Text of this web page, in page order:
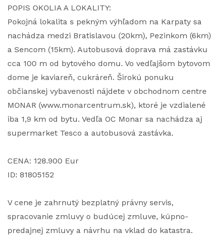
POPIS OKOLIA A LOKALITY:
Pokojná lokalita s pekným výhľadom na Karpaty sa
nachádza medzi Bratislavou (20km), Pezinkom (6km)
a Sencom (15km). Autobusová doprava má zastávku
cca 100 m od bytového domu. Vo vedľajšom bytovom
dome je kaviareň, cukráreň. Širokú ponuku
občianskej vybavenosti nájdete v obchodnom centre
MONAR (www.monarcentrum.sk), ktoré je vzdialené
iba 1,9 km od bytu. Vedľa OC Monar sa nachádza aj
supermarket Tesco a autobusová zastávka.
CENA: 128.900 Eur
ID: 81805152
V cene je zahrnutý bezplatný právny servis,
spracovanie zmluvy o budúcej zmluve, kúpno-
predajnej zmluvy a návrhu na vklad do katastra.